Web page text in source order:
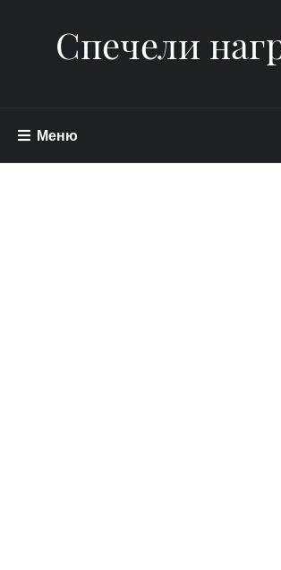
Спечели
Меню